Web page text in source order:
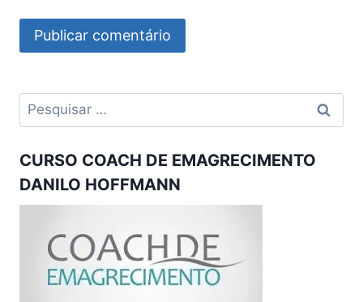
Pesquisar
por:
CURSO COACH DE EMAGRECIMENTO
DANILO HOFFMANN